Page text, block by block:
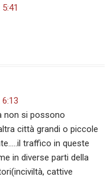
non si possono
città grandi o piccole
traffico in queste
in diverse parti della
cattive